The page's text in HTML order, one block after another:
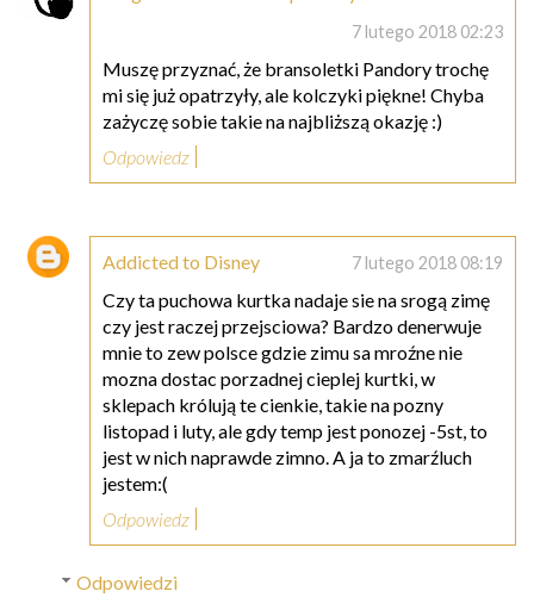
7 lutego 2018 02:23
Muszę przyznać, że bransoletki Pandory trochę
mi się już opatrzyły, ale kolczyki piękne! Chyba
zażyczę sobie takie na najbliższą okazję :)
Odpowiedz
Addicted to Disney 7 lutego 2018 08:19
Czy ta puchowa kurtka nadaje sie na srogą zimę
czy jest raczej przejsciowa? Bardzo denerwuje
mnie to zew polsce gdzie zimu sa mroźne nie
mozna dostac porzadnej cieplej kurtki, w
sklepach królują te cienkie, takie na pozny
listopad i luty, ale gdy temp jest ponozej -5st, to
jest w nich naprawde zimno. A ja to zmarźluch
jestem:(
Odpowiedz
Odpowiedzi